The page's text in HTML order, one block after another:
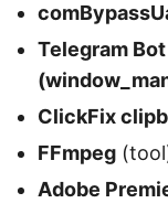
Telegram
ClickFix
FFmpeg
Adobe